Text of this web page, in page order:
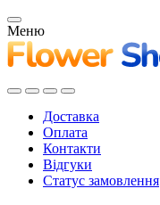
Меню
Доставка
Оплата
Контакти
Відгуки
Статус замовлення